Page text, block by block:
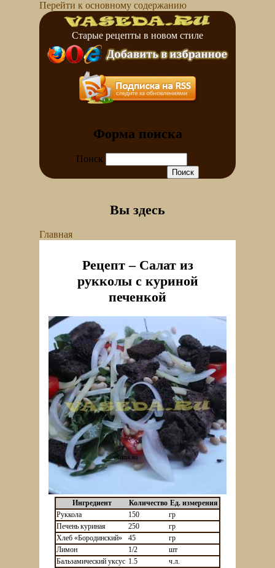
Перейти к основному содержанию
Старые рецепты в новом стиле
Форма поиска
Поиск
Вы здесь
Главная
Рецепт – Салат из
рукколы с куриной
печенкой
Ингредиент Количество Ед. измерения
Руккола
150
гр
Печень куриная
250
гр
Хлеб «Бородинский»
45
гр
Лимон
1/2
шт
Бальзамический уксус 1.5
ч.л.